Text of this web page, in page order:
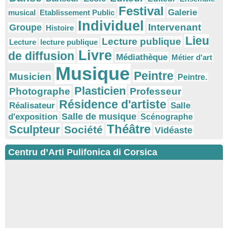
musical Etablissement Public Festival Galerie
Groupe Histoire Individuel Intervenant
Lecture lecture publique Lecture publique Lieu
de diffusion Livre Médiathèque Métier d'art
Musicien Musique Peintre Peintre.
Photographe Plasticien Professeur
Réalisateur Résidence d'artiste Salle
d'exposition Salle de musique Scénographe
Sculpteur Société Théâtre Vidéaste
Centru d’Arti Pulifonica di Corsica